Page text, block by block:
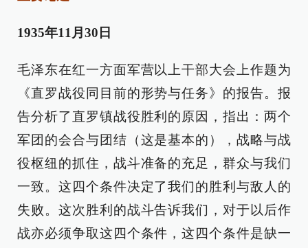
1935年11月30日
毛泽东在红一方面军营以上干部大会上作题为
《直罗战役同目前的形势与任务》的报告。报
告分析了直罗镇战役胜利的原因，指出：两个
军团的会合与团结（这是基本的），战略与战
役枢纽的抓住，战斗准备的充足，群众与我们
一致。这四个条件决定了我们的胜利与敌人的
失败。这次胜利的战斗告诉我们，对于以后作
战亦必须争取这四个条件，这四个条件是缺一